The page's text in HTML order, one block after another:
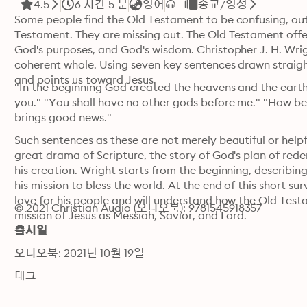
4.5 6 시간 5 분 영어
종교/영성
Some people find the Old Testament to be confusing,
Testament. They are missing out. The Old Testament
God's purposes, and God's wisdom. Christopher J. H.
coherent whole. Using seven key sentences drawn
and points us toward Jesus.
"In the beginning God created the heavens and the
you." "You shall have no other gods before me." "How
brings good news."
Such sentences as these are not merely beautiful or
great drama of Scripture, the story of God's plan of
his creation. Wright starts from the beginning,
his mission to bless the world. At the end of this short
love for his people and will understand how the Old
mission of Jesus as Messiah, Savior, and Lord.
© 2021 Christian Audio (오디오북): 9781545918357
출시일
오디오북: 2021년 10월 19일
태그